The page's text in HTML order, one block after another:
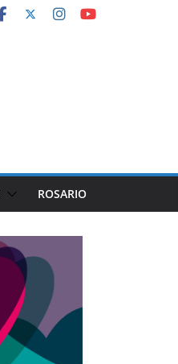
ROSARIO